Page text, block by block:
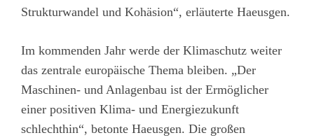
Strukturwandel und Kohäsion“, erläuterte Haeusgen.
Im kommenden Jahr werde der Klimaschutz weiter
das zentrale europäische Thema bleiben. „Der
Maschinen- und Anlagenbau ist der Ermöglicher
einer positiven Klima- und Energiezukunft
schlechthin“, betonte Haeusgen. Die großen